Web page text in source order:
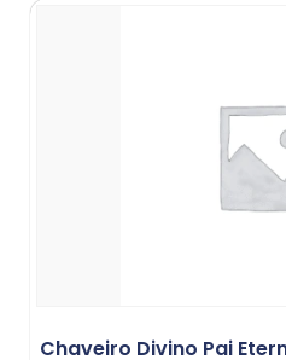
Chaveiro Divino Pai